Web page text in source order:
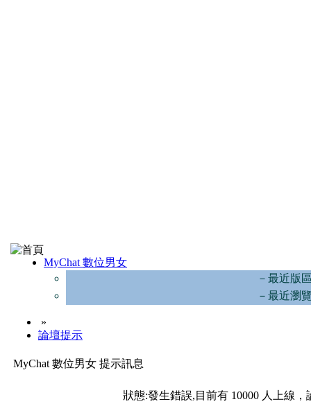
MyChat 數位男女
－最近版
－最近瀏
»
論壇提示
MyChat 數位男女 提示訊息
狀態:發生錯誤,目前有 10000 人上線